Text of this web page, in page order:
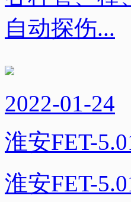
自动探伤...
2022-01-24
淮安FET-
淮安FET-